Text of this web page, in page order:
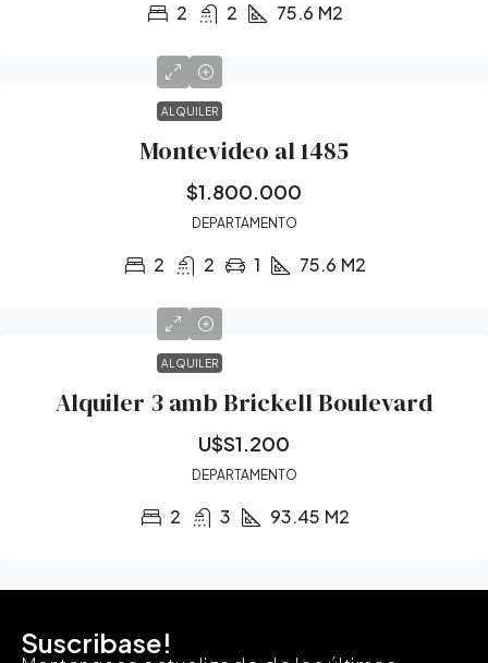
2 2 75.6 M2
ALQUILER
Montevideo al 1485
$1.800.000
DEPARTAMENTO
2 2 1 75.6 M2
ALQUILER
Alquiler 3 amb Brickell Boulevard
U$S1.200
DEPARTAMENTO
2 3 93.45 M2
Suscribase!